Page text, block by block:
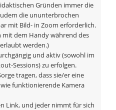
Gründen immer die
die ununterbrochen
mit Bild- in Zoom erforderlich.
mit dem Handy während des
werden.)
und aktiv (sowohl im
Sessions) zu erfolgen.
tragen, dass sie/er eine
funktionierende Kamera
Link, und jeder nimmt für sich